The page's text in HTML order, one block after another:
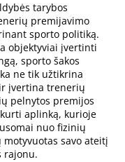
tarybos
premijavimo
sporto politiką.
objektyviai įvertinti
sporto šakos
ne tik užtikrina
įvertina trenerių
pelnytos premijos
aplinką, kurioje
nuo fizinių
savo ateitį
rajonu.